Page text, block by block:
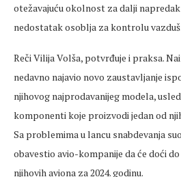
otežavajuću okolnost za dalji
nedostatak osoblja za kontrolu
Reči Vilija Volša, potvrđuje i praksa.
nedavno najavio novo zaustavljanje
njihovog najprodavanijeg modela,
komponenti koje proizvodi jedan od
Sa problemima u lancu snabdevanja
obavestio avio-kompanije da će doći
njihovih aviona za 2024. godinu.